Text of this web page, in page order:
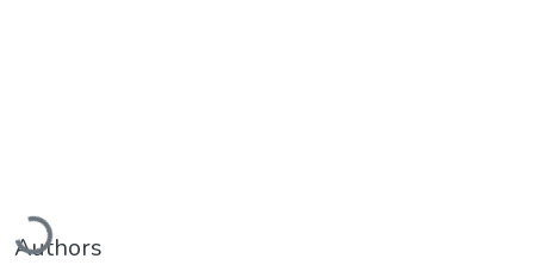
Loading...
Authors